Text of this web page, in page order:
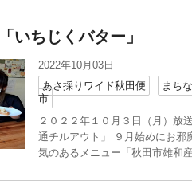
いちじくバター」
2022年10月03日
あさ採りワイド秋田便
まち
市
２０２２年１０月３日（月）放
通チルアウト」 ９月始めにお邪
気のあるメニュー「秋田市雄和